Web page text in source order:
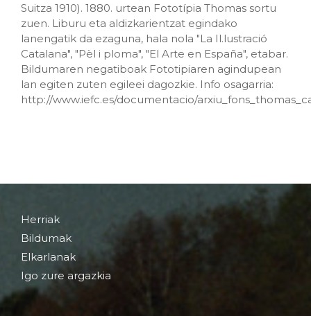
Suitza 1910). 1880. urtean Fototípia Thomas sortu
zuen. Liburu eta aldizkarientzat egindako
lanengatik da ezaguna, hala nola "La Il.lustració
Catalana", "Pèl i ploma", "El Arte en España", etabar.
Bildumaren negatiboak Fototipiaren agindupean
lan egiten zuten egileei dagozkie. Info osagarria:
http://www.iefc.es/documentacio/
Herriak
Bildumak
Elkarlanak
Igo zure argazkia